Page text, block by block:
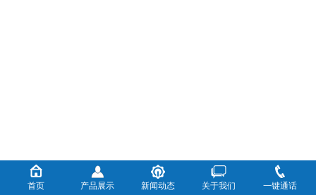
首页 产品展示 新闻动态 关于我们 一键通话